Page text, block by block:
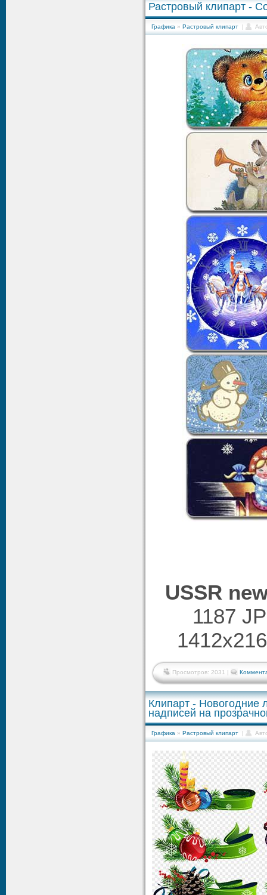
Растровый клипарт -
Графика » Растровый клипарт |
USSR
1187
Просмотров: 2031 |
Клипарт - Новогодние
надписей на
Графика » Растровый клипарт |